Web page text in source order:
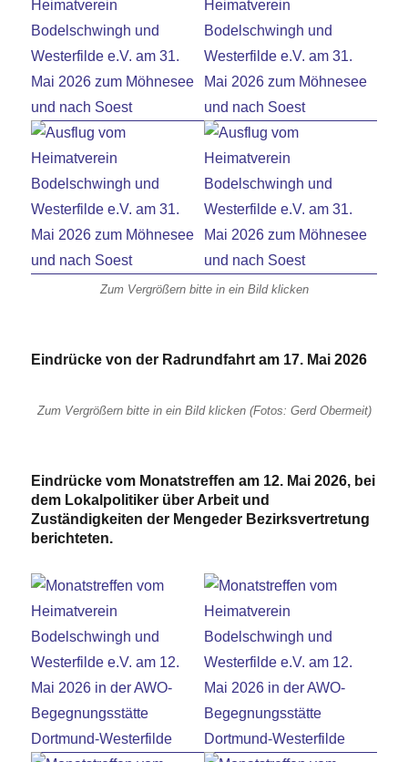
Zum Vergrößern bitte in ein Bild klicken
Eindrücke von der Radrundfahrt am 17. Mai 2026
Zum Vergrößern bitte in ein Bild klicken (Fotos: Gerd Obermeit)
Eindrücke vom Monatstreffen am 12. Mai 2026, bei
dem Lokalpolitiker über Arbeit und
Zuständigkeiten der Mengeder Bezirksvertretung
berichteten.